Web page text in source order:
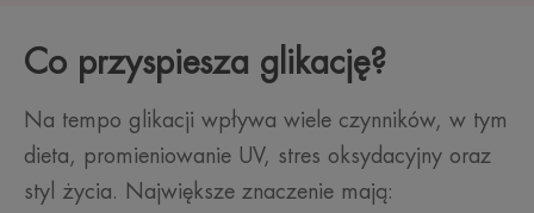
Co przyspiesza glikację?
Na tempo glikacji wpływa wiele czynników, w tym
dieta, promieniowanie UV, stres oksydacyjny oraz
styl życia. Największe znaczenie mają: